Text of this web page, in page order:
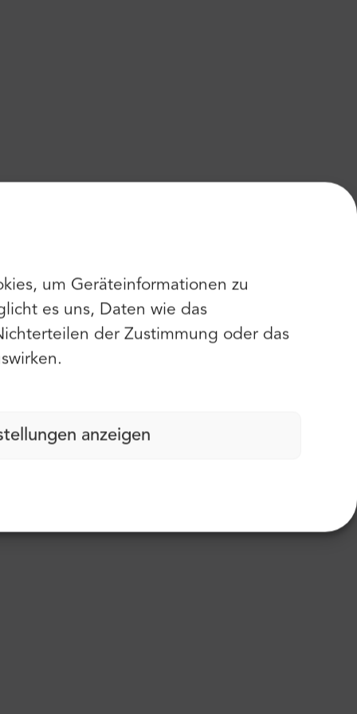
um Geräteinformationen zu
es uns, Daten wie das
der Zustimmung oder das
anzeigen